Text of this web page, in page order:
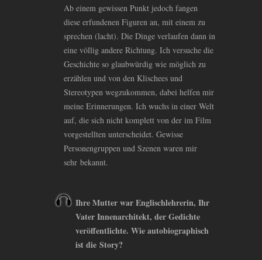
Ab einem gewissen Punkt jedoch fangen
diese erfundenen Figuren an, mit einem zu
sprechen (lacht). Die Dinge verlaufen dann in
eine völlig andere Richtung. Ich versuche die
Geschichte so glaubwürdig wie möglich zu
erzählen und von den Klischees und
Stereotypen wegzukommen, dabei helfen mir
meine Erinnerungen. Ich wuchs in einer Welt
auf, die sich nicht komplett von der im Film
vorgestellten unterscheidet. Gewisse
Personengruppen und Szenen waren mir
sehr bekannt.
Ihre Mutter war Englischlehrerin, Ihr
Vater Innenarchitekt, der Gedichte
veröffentlichte. Wie autobiographisch
ist die Story?